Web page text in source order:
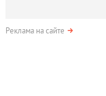
Реклама на сайте